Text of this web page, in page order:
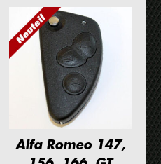
Alfa Romeo 147,